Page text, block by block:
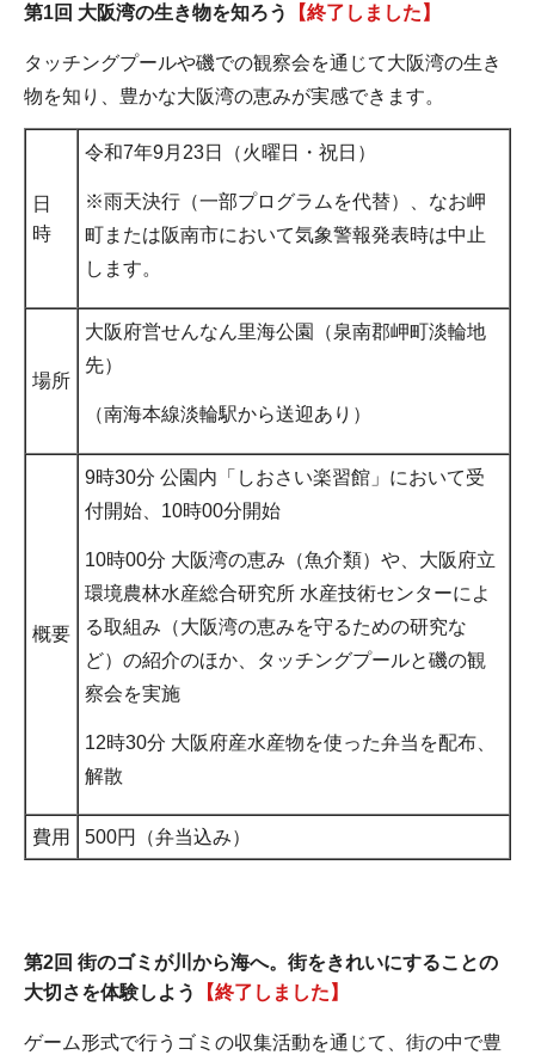
第1回 大阪湾の生き物を知ろう 【終了しました】
タッチングプールや磯での観察会を通じて大阪湾の生き
物を知り、豊かな大阪湾の恵みが実感できます。
日
時
令和7年9月23日（火曜日・祝日）
※雨天決行（一部プログラムを代替）、なお岬
町または阪南市において気象警報発表時は中止
します。
場所
大阪府営せんなん里海公園（泉南郡岬町淡輪地
先）
（南海本線淡輪駅から送迎あり）
概要
9時30分 公園内「しおさい楽習館」において受
付開始、10時00分開始
10時00分 大阪湾の恵み（魚介類）や、大阪府立
環境農林水産総合研究所 水産技術センターによ
る取組み（大阪湾の恵みを守るための研究な
ど）の紹介のほか、タッチングプールと磯の観
察会を実施
12時30分 大阪府産水産物を使った弁当を配布、
解散
費用 500円（弁当込み）
第2回 街のゴミが川から海へ。街をきれいにすることの
大切さを体験しよう
【終了しました】
ゲーム形式で行うゴミの収集活動を通じて、街の中で豊